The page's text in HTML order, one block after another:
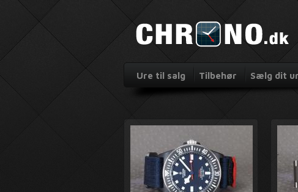
Ure til salg Tilbehør Sælg dit ur